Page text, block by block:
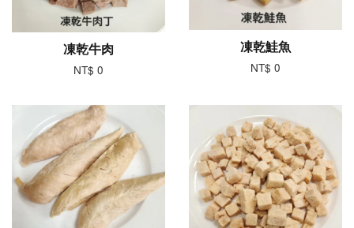
凍乾牛肉
NT$ 0
凍乾鮭魚
NT$ 0